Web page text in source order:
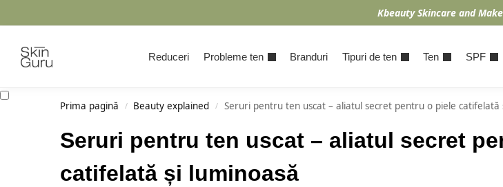
Kbeauty Skincare and
Reduceri Probleme ten Branduri Tipuri de ten Ten SPF
Prima pagină / Beauty explained / Seruri pentru ten uscat – aliatul secret pentru o piele catifelată
Seruri pentru ten uscat – aliatul secret
catifelată și luminoasă